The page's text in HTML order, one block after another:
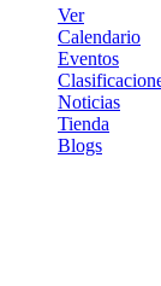
Ver
Calendario
Eventos
Noticias
Tienda
Blogs